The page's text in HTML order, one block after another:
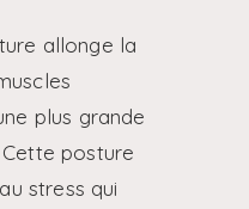
allonge la
plus grande
posture
stress qui